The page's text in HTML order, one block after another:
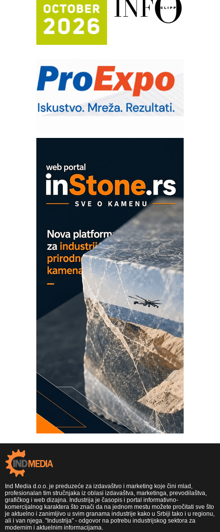
Bezbednost na prvom mestu!
IB BLUMENAUER - više od 40 godina
poverenja u industriji
COMBYPACK
– Pametna signalizacija za efikasnije
upravljanje mašinama
Sigurnije ispitivanje transformatora u
solarnim elektranama i vetroparkovima
Pranje točkova na gradilištu- standard
ROSA i SCHUNK podižu proizvodnju
Detekcija različitih oblika
MAREX - Lim i mašine za savremena
rešenja
Marcom-plast d.o.o.- vaš pouzdan
CTO - Prilagodite svoju toplinsku
obradu!
Ind Media d.o.o. je preduzeće za izdavaštvo i marketing koje čini mlad,
profesionalan tim stručnjaka iz oblasi izdavaštva, marketinga, prevodilaštva,
grafičkog i web dizajna. Industrija je časopis i portal informativno-
komercijalnog karaktera što znači da na jednom mestu možete pročitati sve što
je aktuelno i zanimljivo u svim granama industrije kako u Srbiji tako i u regionu,
ali i van njega. "Industrija" - odgovor na potrebu industrijskog sektora za
modernim i aktuelnim informacijama.